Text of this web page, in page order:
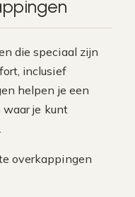
die speciaal zijn
inclusief
helpen je een
waar je kunt
overkappingen